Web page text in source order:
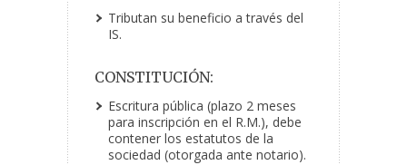
Tributan su beneficio a través del
IS.
CONSTITUCIÓN:
Escritura pública (plazo 2 meses
para inscripción en el R.M.), debe
contener los estatutos de la
sociedad (otorgada ante notario).